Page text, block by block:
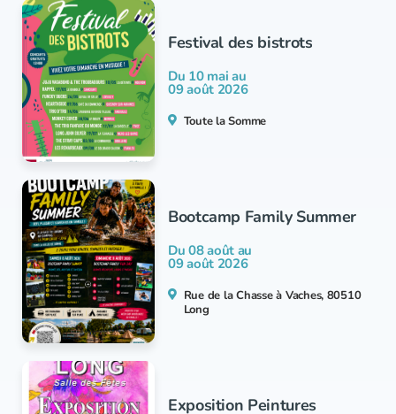
Festival des bistrots
Du 10 mai au
09 août 2026
Toute la Somme
Bootcamp Family Summer
Du 08 août au
09 août 2026
Rue de la Chasse à Vaches, 80510
Long
Exposition Peintures